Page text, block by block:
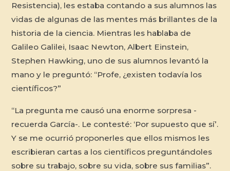
Resistencia), les estaba contando a sus alumnos las
vidas de algunas de las mentes más brillantes de la
historia de la ciencia. Mientras les hablaba de
Galileo Galilei, Isaac Newton, Albert Einstein,
Stephen Hawking, uno de sus alumnos levantó la
mano y le preguntó: “Profe, ¿existen todavía los
científicos?”
“La pregunta me causó una enorme sorpresa -
recuerda García-. Le contesté: ‘Por supuesto que sí’.
Y se me ocurrió proponerles que ellos mismos les
escribieran cartas a los científicos preguntándoles
sobre su trabajo, sobre su vida, sobre sus familias”.